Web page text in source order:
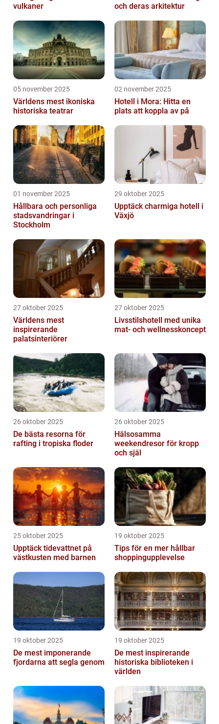
vulkaner
och deras arkitektur
05 november 2025
Världens mest ikoniska
historiska teatrar
02 november 2025
Hotell i Mora: Hitta en
plats att koppla av på
01 november 2025
Hållbara och personliga
stadsvandringar i
Stockholm
29 oktober 2025
Upptäck charmiga hotell i
Växjö
27 oktober 2025
Världens mest
inspirerande
palatsinteriörer
27 oktober 2025
Livsstilshotell med unika
mat- och wellnesskoncept
26 oktober 2025
De bästa resorna för
rafting i tropiska floder
26 oktober 2025
Hälsosamma
weekendresor för kropp
och själ
25 oktober 2025
Upptäck tidevattnet på
västkusten med barnen
19 oktober 2025
Tips för en mer hållbar
shoppingupplevelse
19 oktober 2025
De mest imponerande
fjordarna att segla genom
19 oktober 2025
De mest inspirerande
historiska biblioteken i
världen